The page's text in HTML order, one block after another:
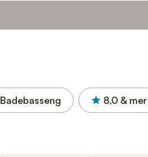
Badebasseng 8,0 & mer